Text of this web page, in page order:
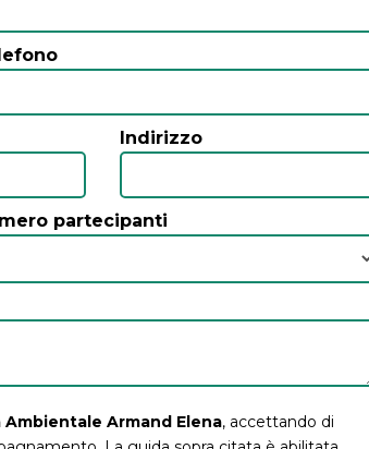
Indirizzo
partecipanti
Armand Elena, accettando di